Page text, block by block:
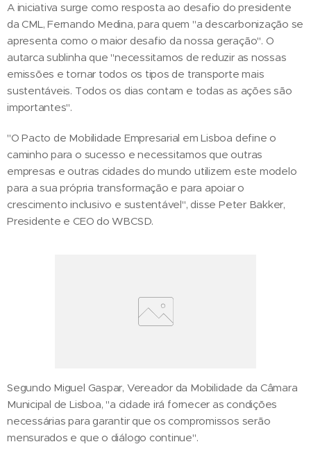
A iniciativa surge como resposta ao desafio do presidente
da CML, Fernando Medina, para quem "a descarbonização se
apresenta como o maior desafio da nossa geração". O
autarca sublinha que "necessitamos de reduzir as nossas
emissões e tornar todos os tipos de transporte mais
sustentáveis. Todos os dias contam e todas as ações são
importantes".
"O Pacto de Mobilidade Empresarial em Lisboa define o
caminho para o sucesso e necessitamos que outras
empresas e outras cidades do mundo utilizem este modelo
para a sua própria transformação e para apoiar o
crescimento inclusivo e sustentável", disse Peter Bakker,
Presidente e CEO do WBCSD.
Segundo Miguel Gaspar, Vereador da Mobilidade da Câmara
Municipal de Lisboa, "a cidade irá fornecer as condições
necessárias para garantir que os compromissos serão
mensurados e que o diálogo continue".